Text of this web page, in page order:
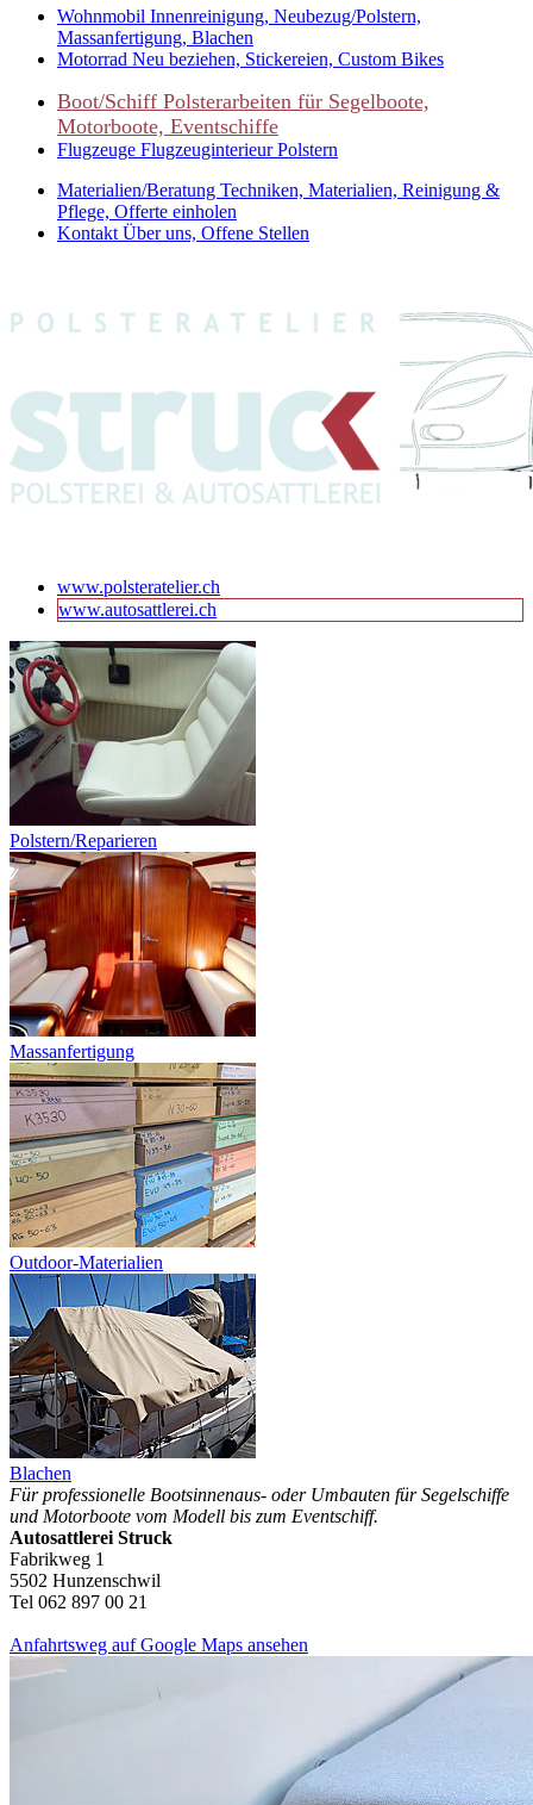
Wohnmobil Innenreinigung, Neubezug/Polstern,
Massanfertigung, Blachen
Motorrad Neu beziehen, Stickereien, Custom Bikes
Boot/Schiff Polsterarbeiten für Segelboote,
Motorboote, Eventschiffe
Flugzeuge Flugzeuginterieur Polstern
Materialien/Beratung Techniken, Materialien, Reinigung &
Pflege, Offerte einholen
KontaktÜber uns, Offene Stellen
www.polsteratelier.ch
www.autosattlerei.ch
Polstern/Reparieren
Massanfertigung
Outdoor-Materialien
Blachen
Für professionelle Bootsinnenaus- oder Umbauten für Segelschiffe
und Motorboote vom Modell bis zum Eventschiff.
Autosattlerei Struck
Fabrikweg 1
5502 Hunzenschwil
Tel 062 897 00 21
Anfahrtsweg auf Google Maps ansehen